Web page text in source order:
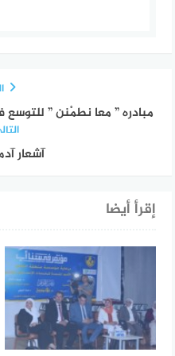
مبادره ” معا نطمْنن ”
آشعار
إقرأ أيضا